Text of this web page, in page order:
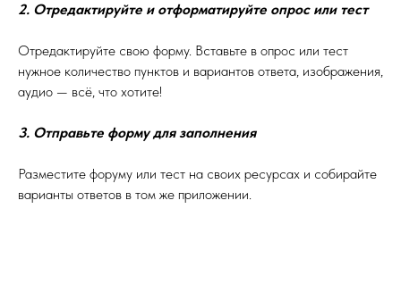
2. Отредактируйте и отформатируйте опрос или тест
Отредактируйте свою форму. Вставьте в опрос или тест
нужное количество пунктов и вариантов ответа, изображения,
аудио — всё, что хотите!
3. Отправьте форму для заполнения
Разместите форуму или тест на своих ресурсах и собирайте
варианты ответов в том же приложении.